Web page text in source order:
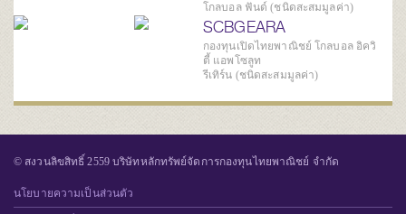
โกลบอล ฟันด์ (ชนิดสะสมมูลค่า)
SCBGEARA
กองทุนเปิดไทยพาณิชย์ โกลบอล อิควิ
ตี้ แอพโซลูท
รีเทิร์น (ชนิดสะสมมูลค่า)
© สงวนลิขสิทธิ์ 2559 บริษัทหลักทรัพย์จัดการกองทุนไทยพาณิชย์ จำกัด
นโยบายความเป็นส่วนตัว